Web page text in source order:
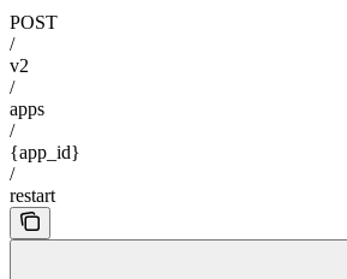
POST
/
v2
/
apps
/
{app_id}
/
restart